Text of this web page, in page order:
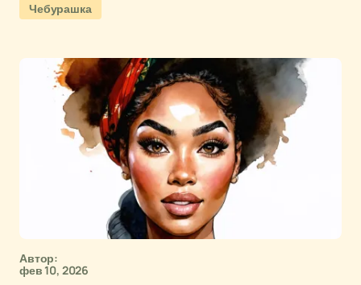
Чебурашка
Автор:
фев 10, 2026